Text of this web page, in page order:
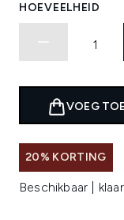
HOEVEELHEID
VOEG
20% KORTING
Beschikbaar |